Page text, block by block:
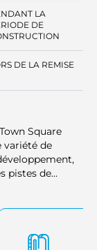
LA
DE
DE LA REMISE
Square
variété de
pistes de
de marche.
de salles de
tels que des